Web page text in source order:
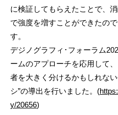
に検証してもらえたことで、
で強度を増すことができたの
す。
デジノグラフィ･フォーラム
ームのアプローチを応用して
者を大きく分けるかもしれな
シ”の導出を行いました。(
y/20656)